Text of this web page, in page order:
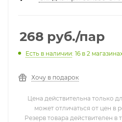
268 руб./пар
Есть в наличии: 16 в 2
Хочу в подарок
Цена действительна только
может отличаться от цен в
Резерв товара действителен в